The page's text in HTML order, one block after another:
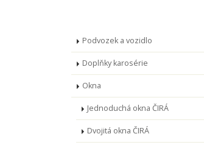
Podvozek a vozidlo
Doplňky karosérie
Okna
Jednoduchá okna ČIRÁ
Dvojitá okna ČIRÁ